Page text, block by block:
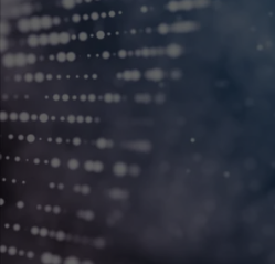
k
t
c
o
n
e